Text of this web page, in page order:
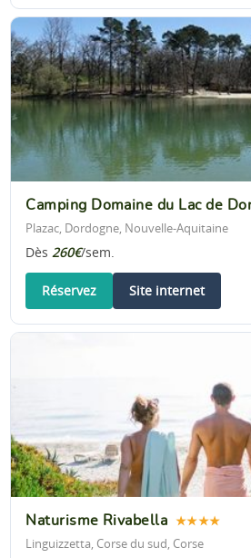
Camping Domaine du Lac de
Plazac, Dordogne, Nouvelle-Aquitaine
Dès260€/sem.
Réservez Site internet
Naturisme Rivabella ★★★★
Linguizzetta, Corse du sud, Corse